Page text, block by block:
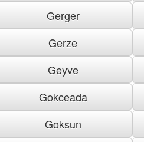
Gerger
Gerze
Geyve
Gokceada
Goksun